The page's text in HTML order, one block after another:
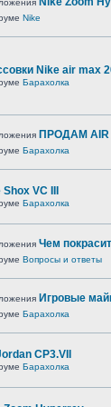
Nike
Nike air max
Барахолка
ПРОДАМ AIR
Барахолка
VC III
Барахолка
Чем
Вопросы и ответы
Игровые
Барахолка
CP3.VII
Барахолка